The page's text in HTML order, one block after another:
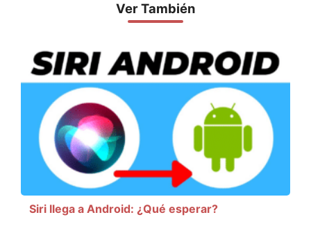
Ver También
Siri llega a Android: ¿Qué esperar?